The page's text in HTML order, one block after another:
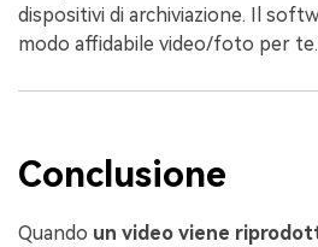
dispositivi di archiviazione. Il
modo affidabile video/foto per te.
Conclusione
Quando un video viene